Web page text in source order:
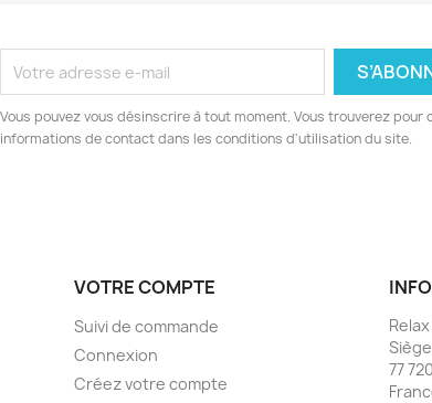
Vous pouvez vous désinscrire à tout moment. Vous trouverez pour
informations de contact dans les conditions d'utilisation du site.
VOTRE COMPTE
Suivi de commande
Connexion
Créez votre compte
77